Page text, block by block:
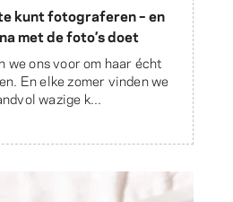
kunt fotograferen – en
met de foto’s doet
we ons voor om haar écht
En elke zomer vinden we
wazige k...